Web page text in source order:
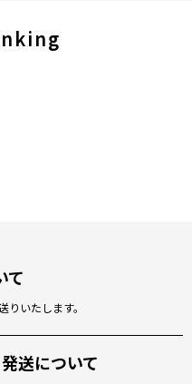
て
りいたします。
送について